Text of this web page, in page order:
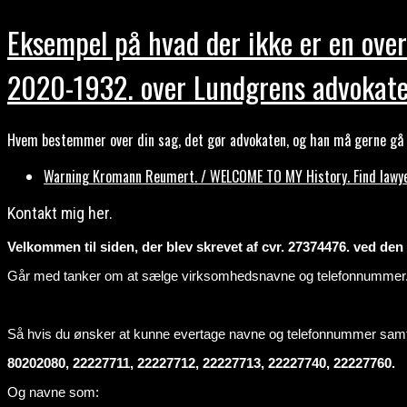
Eksempel på hvad der ikke er en
2020-1932. over Lundgrens
Hvem bestemmer over din sag, det gør advokaten, og han må gerne
Warning Kromann Reumert. / WELCOME TO MY History. Find
Kontakt mig her.
Velkommen til siden, der blev skrevet af cvr. 27374476. ved
Går med tanker om at sælge virksomhedsnavne og
Så hvis du ønsker at kunne evertage navne og telefonnummer
80202080, 22227711, 22227712, 22227713, 22227740, 22227760.
Og navne som: